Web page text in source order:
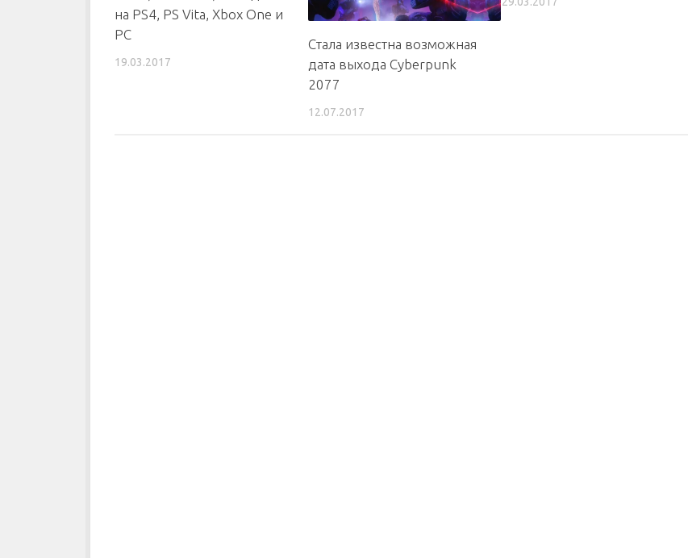
на PS4, PS Vita, Xbox One и
PC
19.03.2017
Стала известна возможная
дата выхода Cyberpunk
2077
12.07.2017